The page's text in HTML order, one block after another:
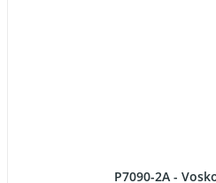
P7090-2A -